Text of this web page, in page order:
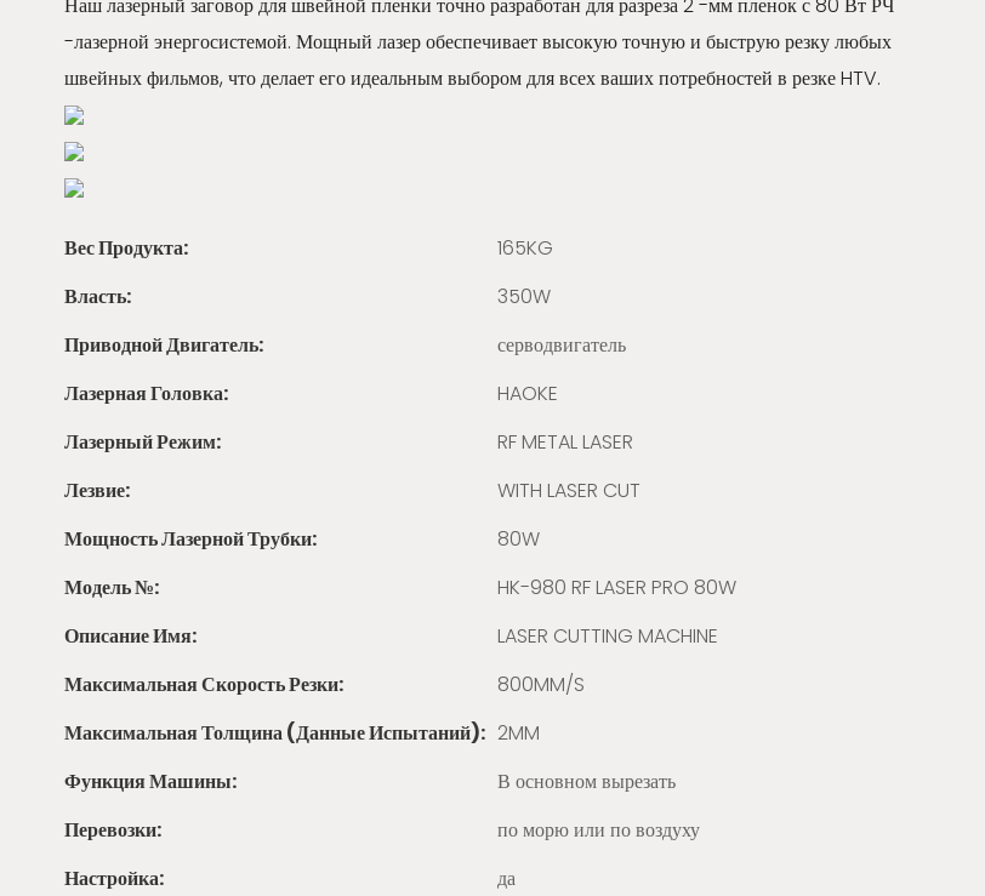
-лазерной энергосистемой. Мощный лазер обеспечивает высокую точную и быструю резку любых
швейных фильмов, что делает его идеальным выбором для всех ваших потребностей в резке HTV.
Вес Продукта:
165KG
Власть:
350W
Приводной Двигатель:
серводвигатель
Лазерная Головка:
HAOKE
Лазерный Режим:
RF METAL LASER
Лезвие:
WITH LASER CUT
Мощность Лазерной Трубки:
80W
Модель №:
HK-980 RF LASER PRO 80W
Описание Имя:
LASER CUTTING MACHINE
Максимальная Скорость Резки:
800MM/S
Максимальная Толщина (данные Испытаний): 2MM
Функция Машины:
В основном вырезать
Перевозки:
по морю или по воздуху
Настройка:
да